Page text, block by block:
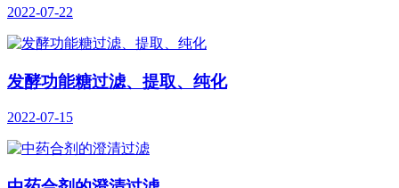
2022-07-22
发酵功能糖过滤、提取、纯化
2022-07-15